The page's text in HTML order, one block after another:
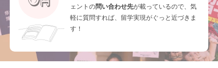
ェントの問い合わせ先が載っているので、気
軽に質問すれば、留学実現がぐっと近づきま
す！